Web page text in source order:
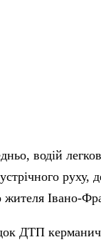
водій
руху,
жителя Івано-
ДТП керманич